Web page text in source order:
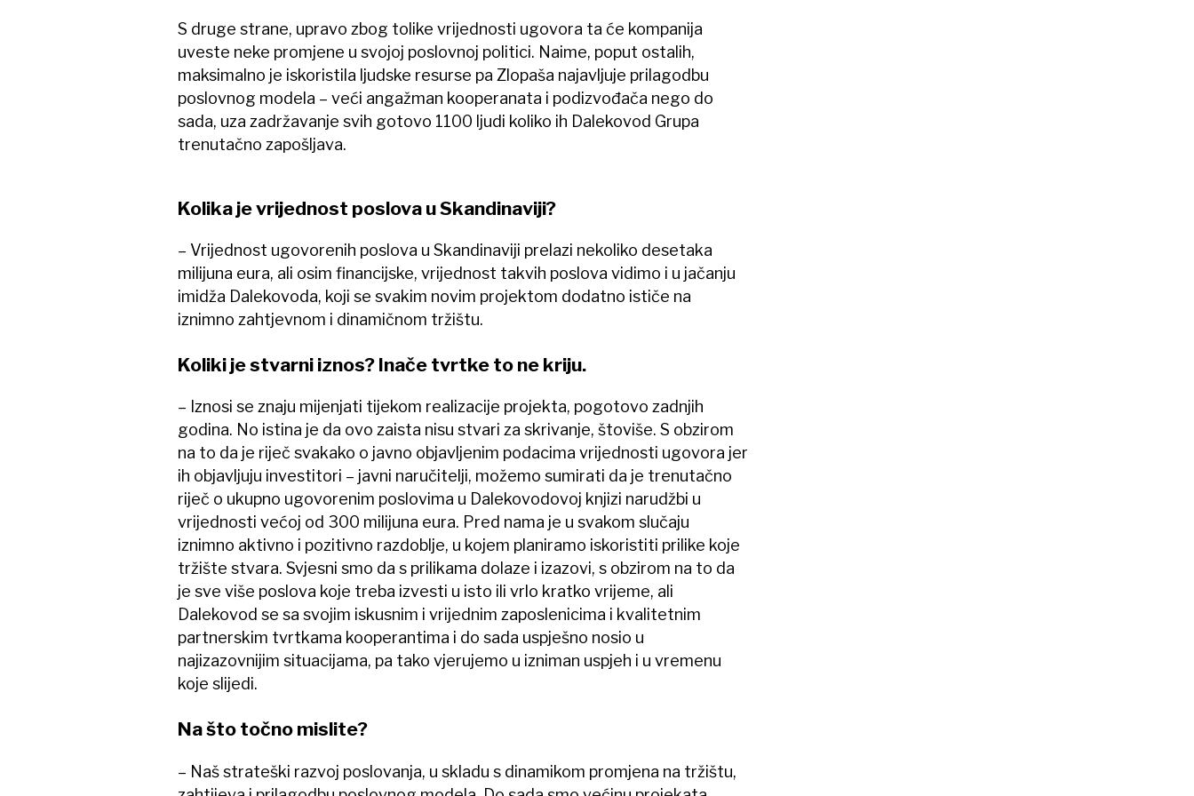
S druge strane, upravo zbog tolike vrijednosti ugovora ta će kompanija
uveste neke promjene u svojoj poslovnoj politici. Naime, poput ostalih,
maksimalno je iskoristila ljudske resurse pa Zlopaša najavljuje prilagodbu
poslovnog modela – veći angažman kooperanata i podizvođača nego do
sada, uza zadržavanje svih gotovo 1100 ljudi koliko ih Dalekovod Grupa
trenutačno zapošljava.
Kolika je vrijednost poslova u Skandinaviji?
– Vrijednost ugovorenih poslova u Skandinaviji prelazi nekoliko desetaka
milijuna eura, ali osim financijske, vrijednost takvih poslova vidimo i u jačanju
imidža Dalekovoda, koji se svakim novim projektom dodatno ističe na
iznimno zahtjevnom i dinamičnom tržištu.
Koliki je stvarni iznos? Inače tvrtke to ne kriju.
– Iznosi se znaju mijenjati tijekom realizacije projekta, pogotovo zadnjih
godina. No istina je da ovo zaista nisu stvari za skrivanje, štoviše. S obzirom
na to da je riječ svakako o javno objavljenim podacima vrijednosti ugovora jer
ih objavljuju investitori – javni naručitelji, možemo sumirati da je trenutačno
riječ o ukupno ugovorenim poslovima u Dalekovodovoj knjizi narudžbi u
vrijednosti većoj od 300 milijuna eura. Pred nama je u svakom slučaju
iznimno aktivno i pozitivno razdoblje, u kojem planiramo iskoristiti prilike koje
tržište stvara. Svjesni smo da s prilikama dolaze i izazovi, s obzirom na to da
je sve više poslova koje treba izvesti u isto ili vrlo kratko vrijeme, ali
Dalekovod se sa svojim iskusnim i vrijednim zaposlenicima i kvalitetnim
partnerskim tvrtkama kooperantima i do sada uspješno nosio u
najizazovnijim situacijama, pa tako vjerujemo u izniman uspjeh i u vremenu
koje slijedi.
Na što točno mislite?
– Naš strateški razvoj poslovanja, u skladu s dinamikom promjena na tržištu,